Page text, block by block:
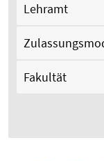
Lehramt
Fakultät